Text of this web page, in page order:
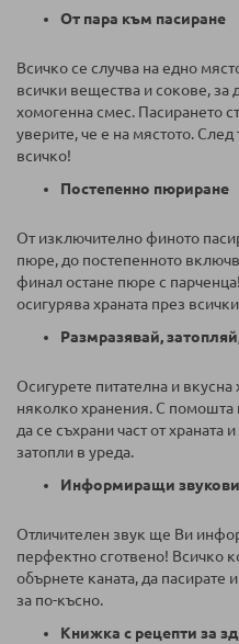
От пара към пасиране
Всичко се случва на едно
всички вещества и сокове, за
хомогенна смес. Пасирането
уверите, че е на мястото. След
всичко!
Постепенно пюриране
От изключително финото
пюре, до постепенното
финал остане пюре с
осигурява храната през
Размразявай,
Осигурете питателна и
няколко хранения. С
да се съхрани част от храната
затопли в уреда.
Информиращи звукови
Отличителен звук ще Ви
перфектно сготвено! Всичко
обърнете каната, да пасирате
за по-късно.
Книжка с рецепти за